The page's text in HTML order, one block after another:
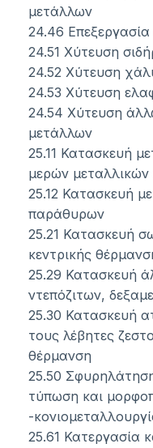
μετάλλων
24.46
24.51 Χύτευση
24.52 Χύτευση
24.53 Χύτευση
24.54 Χύτευση
μετάλλων
25.11 Κατασκευή
μερών μεταλλικών
25.12 Κατασκευή
παράθυρων
25.21 Κατασκευή
κεντρικής
25.29 Κατασκευή
ντεπόζιτων,
25.30 Κατασκευή
τους λέβητες
θέρμανση
25.50
τύπωση και
-
25.61 Κατεργασία